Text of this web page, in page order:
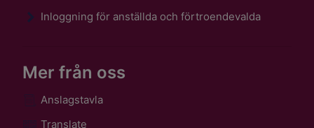
Inloggning för anställda och förtroendevalda
Mer från oss
Anslagstavla
Translate